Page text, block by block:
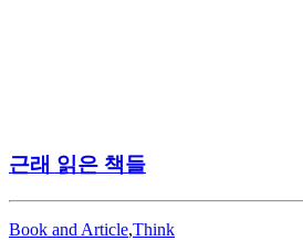
근래 읽은 책들
Book and Article,Think